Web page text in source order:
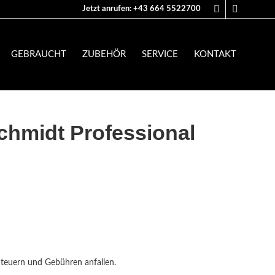
Jetzt anrufen: +43 664 5522700
GEBRAUCHT ZUBEHÖR SERVICE KONTAKT
Professional
und Gebühren anfallen.